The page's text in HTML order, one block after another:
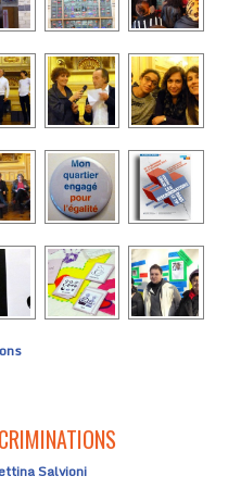
Salvioni